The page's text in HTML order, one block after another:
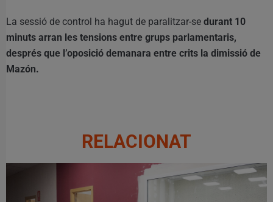
La sessió de control ha hagut de paralitzar-se durant 10
minuts arran les tensions entre grups parlamentaris,
després que l’oposició demanara entre crits la dimissió de
Mazón.
RELACIONAT